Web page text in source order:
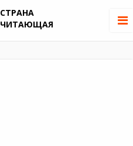
СТРАНА
ЧИТАЮЩАЯ